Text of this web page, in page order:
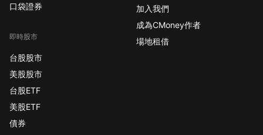
口袋證券
即時股市
台股股市
美股股市
台股ETF
美股ETF
債券
加入我們
成為CMoney作者
場地租借